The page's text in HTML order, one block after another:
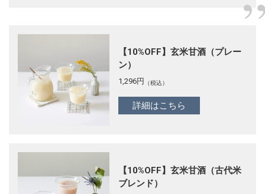
【10%OFF】玄米甘酒（プレー
ン）
1,296円 （税込）
詳細はこちら
【10%OFF】玄米甘酒（古代米
ブレンド）